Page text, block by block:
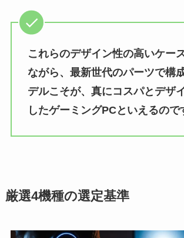
これらのデザイン性の高いケー
ながら、最新世代のパーツで構
デルこそが、真にコスパとデザ
したゲーミングPCといえるので
厳選4機種の選定基準